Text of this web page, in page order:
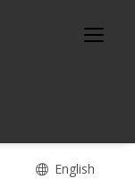
English